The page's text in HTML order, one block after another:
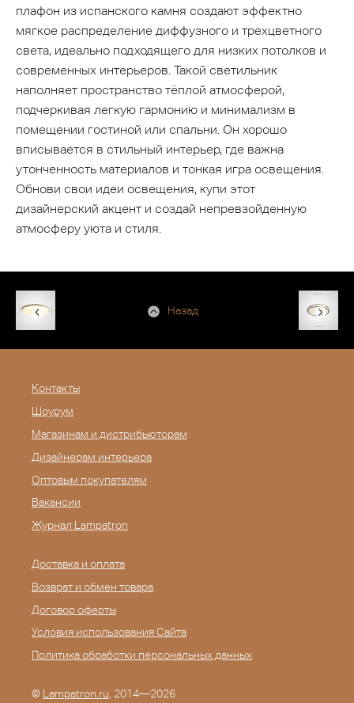
плафон из испанского камня создают эффектно
мягкое распределение диффузного и трехцветного
света, идеально подходящего для низких потолков и
современных интерьеров. Такой светильник
наполняет пространство тёплой атмосферой,
подчеркивая легкую гармонию и минимализм в
помещении гостиной или спальни. Он хорошо
вписывается в стильный интерьер, где важна
утонченность материалов и тонкая игра освещения.
Обнови свои идеи освещения, купи этот
дизайнерский акцент и создай непревзойденную
атмосферу уюта и стиля.
Назад
Контакты
Шоурум
Магазинам и дистрибьюторам
Дизайнерам интерьера
Оптовым покупателям
Вакансии
Журнал Lampatron
Доставка и оплата
Возврат и обмен товара
Договор оферты
Условия использования Сайта
Политика обработки персональных данных
© Lampatron.ru , 2014—2026